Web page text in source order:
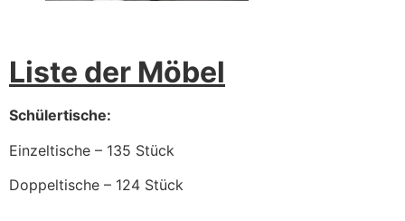
Liste der Möbel
Schülertische:
Einzeltische – 135 Stück
Doppeltische – 124 Stück